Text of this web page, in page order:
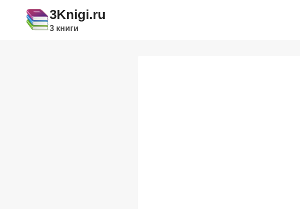
содержимому
3Knigi.ru
3 книги